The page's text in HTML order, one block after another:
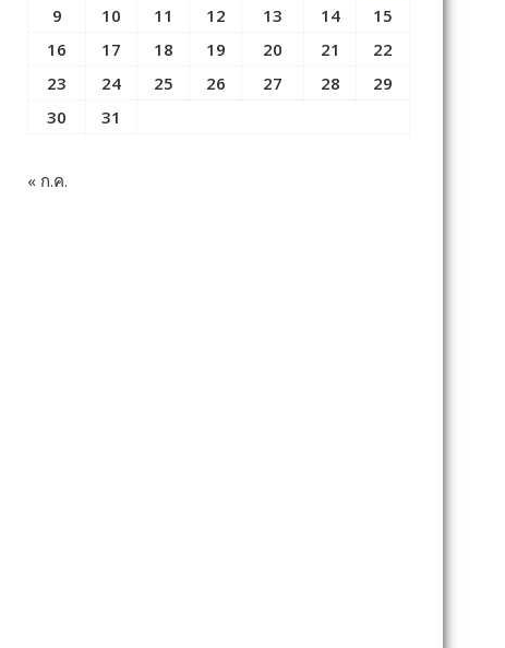
9
10 11 12 13 14
15
16
17 18 19 20 21
22
23
24 25 26 27 28
29
30
31
« ก.ค.